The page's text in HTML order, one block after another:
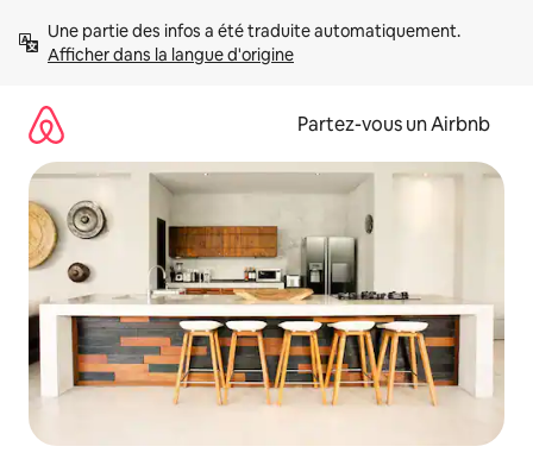
directement
Afficher dans la langue d'origine
Partez-vous un Airbnb